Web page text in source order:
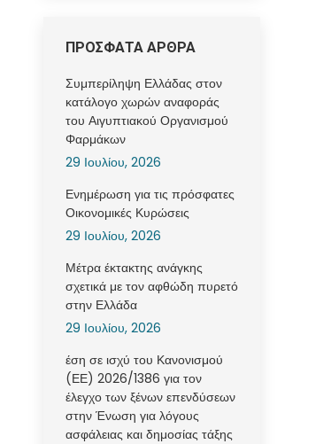
ΠΡΟΣΦΑΤΑ ΑΡΘΡΑ
Συμπερίληψη Ελλάδας στον
κατάλογο χωρών αναφοράς
του Αιγυπτιακού Οργανισμού
Φαρμάκων
29 Ιουλίου, 2026
Ενημέρωση για τις πρόσφατες
Οικονομικές Κυρώσεις
29 Ιουλίου, 2026
Μέτρα έκτακτης ανάγκης
σχετικά με τον αφθώδη πυρετό
στην Ελλάδα
29 Ιουλίου, 2026
έση σε ισχύ του Κανονισμού
(ΕΕ) 2026/1386 για τον
έλεγχο των ξένων επενδύσεων
στην Ένωση για λόγους
ασφάλειας και δημοσίας τάξης